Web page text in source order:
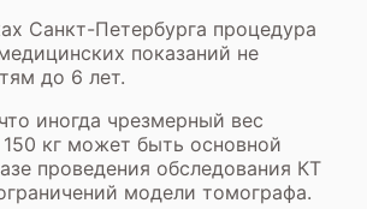
Санкт-Петербурга процедура
показаний не
до 6 лет.
иногда чрезмерный вес
кг может быть основной
проведения обследования КТ
модели томографа.